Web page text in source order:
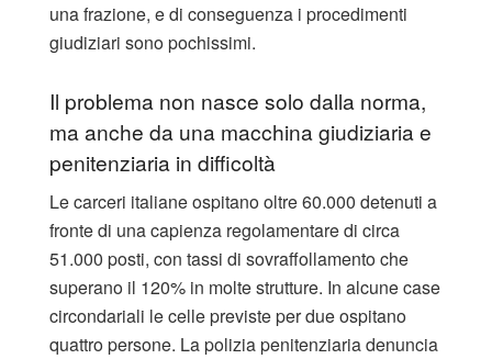
una frazione, e di conseguenza i procedimenti
giudiziari sono pochissimi.
Il problema non nasce solo dalla norma,
ma anche da una macchina giudiziaria e
penitenziaria in difficoltà
Le carceri italiane ospitano oltre 60.000 detenuti a
fronte di una capienza regolamentare di circa
51.000 posti, con tassi di sovraffollamento che
superano il 120% in molte strutture. In alcune case
circondariali le celle previste per due ospitano
quattro persone. La polizia penitenziaria denuncia